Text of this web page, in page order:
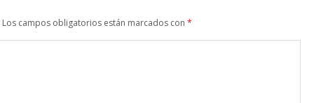
Los campos obligatorios están marcados con *